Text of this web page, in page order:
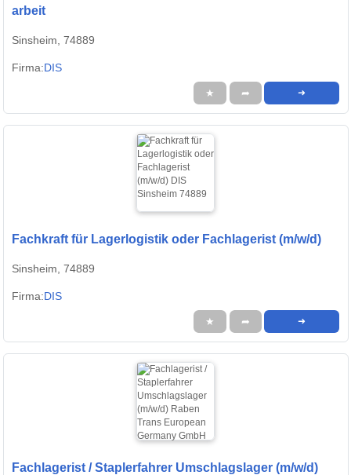
arbeit
Sinsheim, 74889
Firma:DIS
★ ➦ ➜
Fachkraft für Lagerlogistik oder Fachlagerist (m/w/d)
Sinsheim, 74889
Firma:DIS
★ ➦ ➜
Fachlagerist / Staplerfahrer Umschlagslager (m/w/d)